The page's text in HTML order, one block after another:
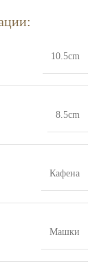
10.5cm
8.5cm
Кафена
Машки